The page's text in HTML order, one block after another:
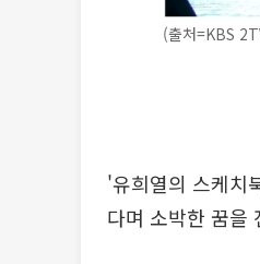
(출처=KBS
'유희열의 스케치
다며 소박한 꿈을